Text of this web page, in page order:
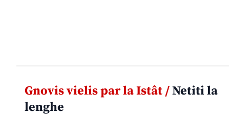
Gnovis vielis par la Istât /Netiti la
lenghe